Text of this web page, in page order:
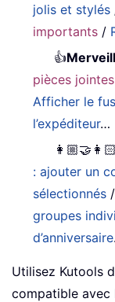
jolis et stylés
importants /
👍
pièces jointes
Afficher le
l’expéditeur…
: ajouter un
sélectionnés /
groupes
d’anniversaire
Utilisez Kutools
compatible avec